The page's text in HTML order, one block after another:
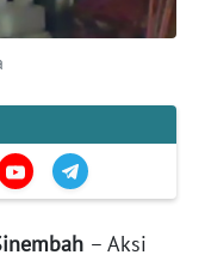
– Aksi